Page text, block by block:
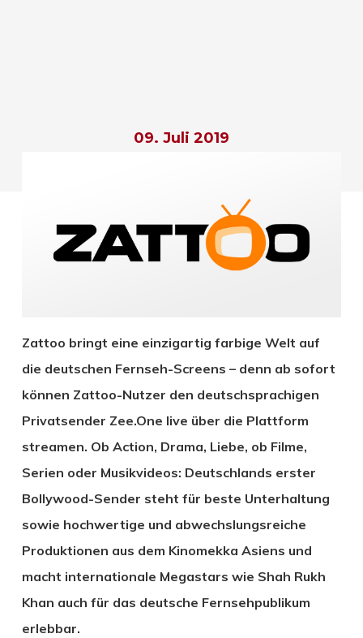
09. Juli 2019
Zattoo bringt eine einzigartig farbige Welt auf
die deutschen Fernseh-Screens – denn ab sofort
können Zattoo-Nutzer den deutschsprachigen
Privatsender Zee.One live über die Plattform
streamen. Ob Action, Drama, Liebe, ob Filme,
Serien oder Musikvideos: Deutschlands erster
Bollywood-Sender steht für beste Unterhaltung
sowie hochwertige und abwechslungsreiche
Produktionen aus dem Kinomekka Asiens und
macht internationale Megastars wie Shah Rukh
Khan auch für das deutsche Fernsehpublikum
erlebbar.